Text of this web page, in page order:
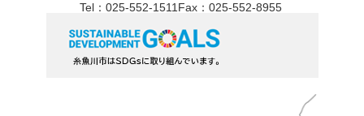
Tel：025-552-1511 Fax：025-552-8955